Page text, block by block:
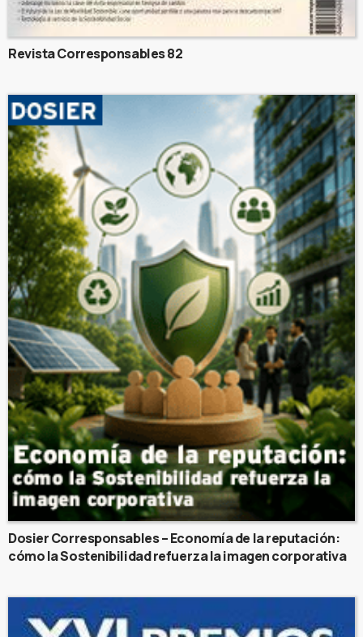
Revista Corresponsables 82
Dosier Corresponsables – Economía de la reputación:
cómo la Sostenibilidad refuerza la imagen corporativa